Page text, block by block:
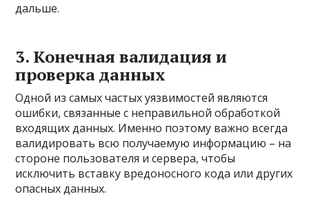
дальше.
3. Конечная валидация и
проверка данных
Одной из самых частых уязвимостей являются
ошибки, связанные с неправильной обработкой
входящих данных. Именно поэтому важно всегда
валидировать всю получаемую информацию – на
стороне пользователя и сервера, чтобы
исключить вставку вредоносного кода или других
опасных данных.